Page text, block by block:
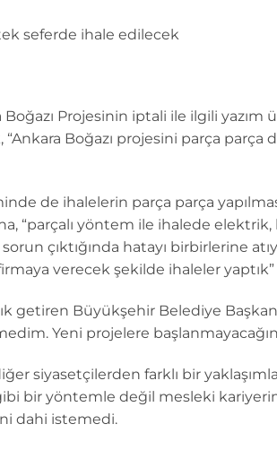
seferde ihale edilecek
Projesinin iptali ile ilgili yazım
“Ankara Boğazı projesini parça
de ihalelerin parça parça
“parçalı yöntem ile ihalede elektrik,
çıktığında hatayı birbirlerine
verecek şekilde ihaleler yaptık”
getiren Büyükşehir Belediye
Yeni projelere
siyasetçilerden farklı bir
bir yöntemle değil mesleki
dahi istemedi.